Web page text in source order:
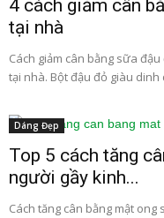
4 cách giảm cân
tại nhà
Cách giảm cân bằng sữa
tại nhà. Bột đậu đỏ giàu
Dáng Đẹp
Top 5 cách tăng
người gầy kinh...
Cách tăng cân bằng mật